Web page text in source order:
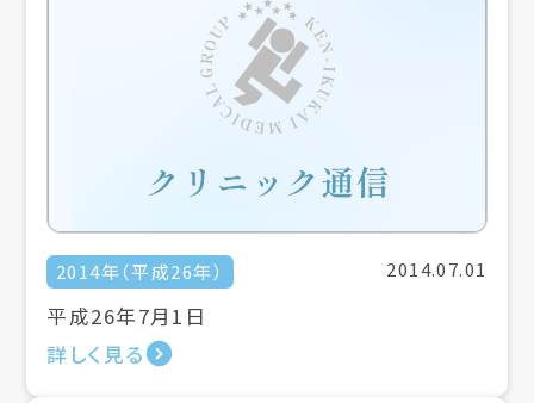
2014年（平成26年） 2014.07.01
平成26年7月1日
詳しく見る